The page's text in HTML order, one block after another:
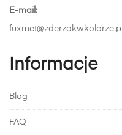
E-mail:
fuxmet@zderzakwkolorze.pl
Informacje
Blog
FAQ